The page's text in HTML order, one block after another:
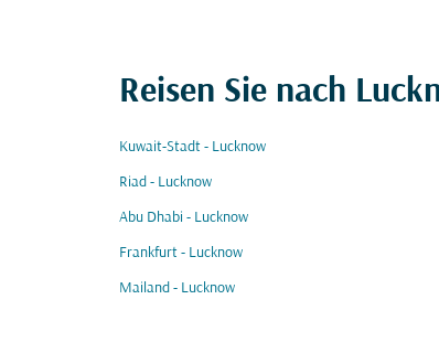
Reisen Sie nach
Kuwait-Stadt - Lucknow
Riad - Lucknow
Abu Dhabi - Lucknow
Frankfurt - Lucknow
Mailand - Lucknow